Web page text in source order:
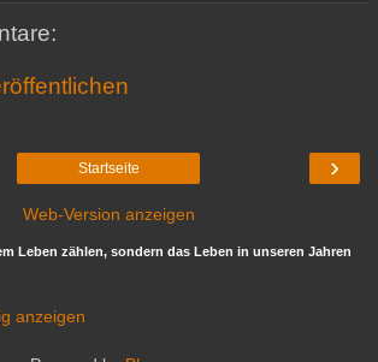
›
Startseite
Web-Version anzeigen
Leben zählen, sondern das Leben in unseren Jahren
anzeigen